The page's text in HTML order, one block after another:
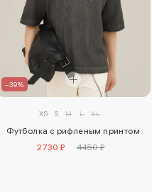
–39%
XS S M L XL
Футболка с рифленым принтом
2730 ₽
4450 ₽